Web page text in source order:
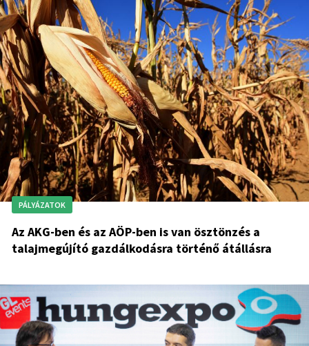
PÁLYÁZATOK
Az AKG-ben és az AÖP-ben is van ösztönzés a
talajmegújító gazdálkodásra történő átállásra